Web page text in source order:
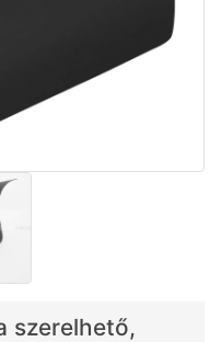
szerelhető,